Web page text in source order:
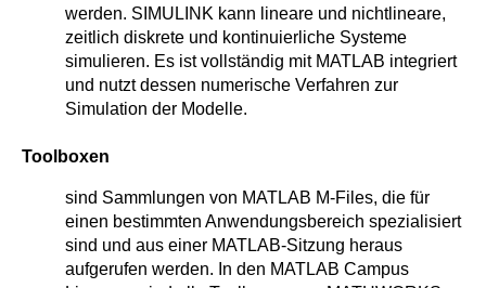
werden. SIMULINK kann lineare und nichtlineare,
zeitlich diskrete und kontinuierliche Systeme
simulieren. Es ist vollständig mit MATLAB integriert
und nutzt dessen numerische Verfahren zur
Simulation der Modelle.
Toolboxen
sind Sammlungen von MATLAB M-Files, die für
einen bestimmten Anwendungsbereich spezialisiert
sind und aus einer MATLAB-Sitzung heraus
aufgerufen werden. In den MATLAB Campus